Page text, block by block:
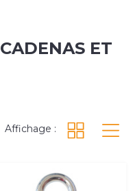
CADENAS ET
Affichage :